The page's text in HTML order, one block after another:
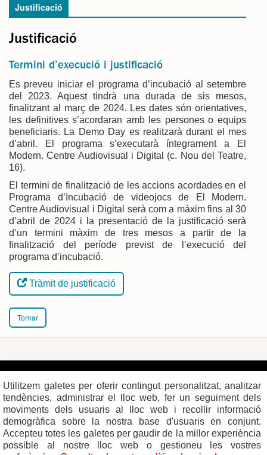
Justificació
Justificació
Termini d’execució i justificació
Es preveu iniciar el programa d’incubació al setembre
del 2023. Aquest tindrà una durada de sis mesos,
finalitzant al març de 2024. Les dates són orientatives,
les definitives s’acordaran amb les persones o equips
beneficiaris. La Demo Day es realitzarà durant el mes
d’abril. El programa s’executarà íntegrament a El
Modern. Centre Audiovisual i Digital (c. Nou del Teatre,
16).
El termini de finalització de les accions acordades en el
Programa d’Incubació de videojocs de El Modern.
Centre Audiovisual i Digital serà com a màxim fins al 30
d’abril de 2024 i la presentació de la justificació serà
d’un termini màxim de tres mesos a partir de la
finalització del període previst de l’execució del
programa d’incubació.
Tràmit de justificació
Tornar
Plaça del Vi, 1
17004 GIRONA
Tel. 972 419 010
Contacte
Mapa del web
Mapa de xarxes
Avís legal
Utilitzem galetes per oferir contingut personalitzat, analitzar
tendències, administrar el lloc web, fer un seguiment dels
moviments dels usuaris al lloc web i recollir informació
demogràfica sobre la nostra base d'usuaris en conjunt.
Accepteu totes les galetes per gaudir de la millor experiència
possible al nostre lloc web o gestioneu les vostres